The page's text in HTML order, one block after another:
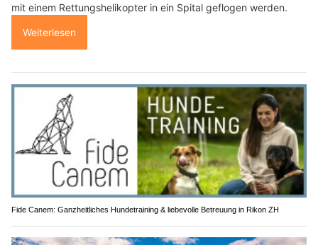
mit einem Rettungshelikopter in ein Spital geflogen werden.
Weiterlesen
Fide Canem: Ganzheitliches Hundetraining & liebevolle Betreuung in Rikon ZH